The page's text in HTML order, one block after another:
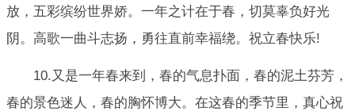
放，五彩缤纷世界娇。一年之计在于春，切莫辜负好光
阴。高歌一曲斗志扬，勇往直前幸福绕。祝立春快乐!
10.又是一年春来到，春的气息扑面，春的泥土芬芳，
春的景色迷人，春的胸怀博大。在这春的季节里，真心祝